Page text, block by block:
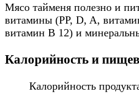
Мясо тайменя полезно и
витамины (PP, D, A,
витамин B 12) и
Калорийность и
Калорийность